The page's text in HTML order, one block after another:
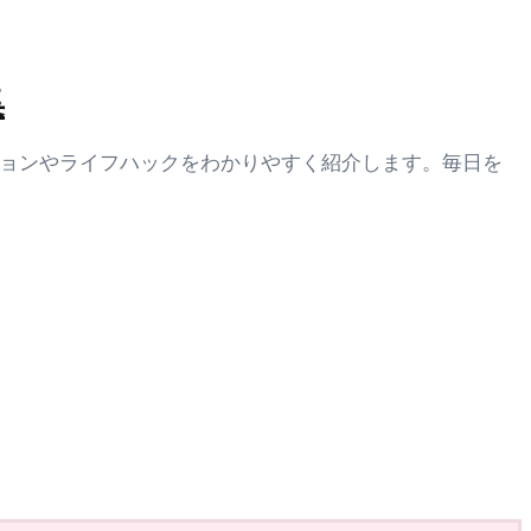
ンやライフハックをわかりやすく紹介します。毎日を